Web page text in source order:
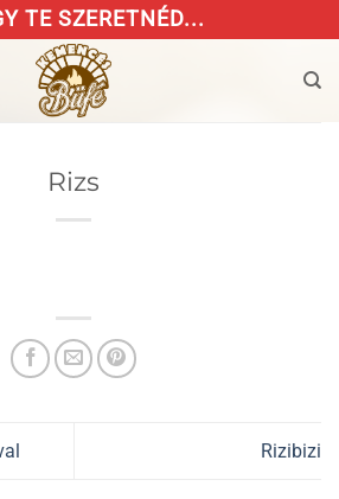
TE SZERETNÉD...
Rizs
Rizibizi